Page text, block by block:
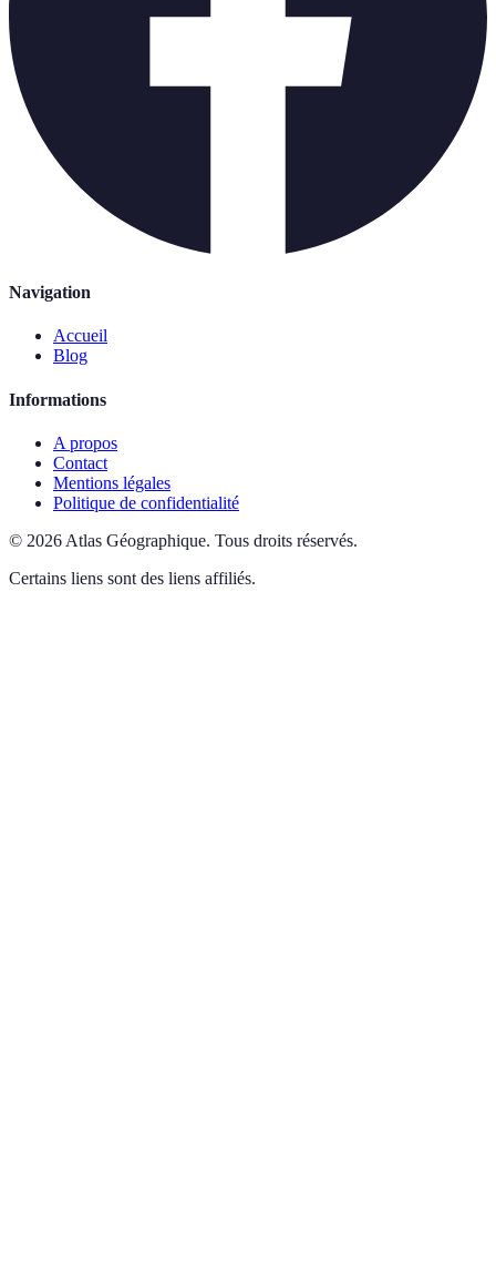
Navigation
Accueil
Blog
Informations
A propos
Contact
Mentions légales
Politique de confidentialité
© 2026 Atlas Géographique. Tous droits réservés.
Certains liens sont des liens affiliés.